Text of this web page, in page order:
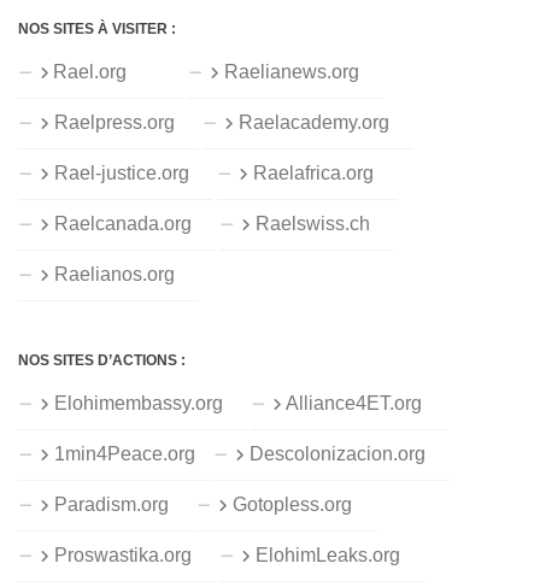
NOS SITES À VISITER :
Rael.org Raelianews.org
Raelpress.org Raelacademy.org
Rael-justice.org Raelafrica.org
Raelcanada.org Raelswiss.ch
Raelianos.org
NOS SITES D’ACTIONS :
Elohimembassy.org Alliance4ET.org
1min4Peace.org Descolonizacion.org
Paradism.org Gotopless.org
Proswastika.org ElohimLeaks.org